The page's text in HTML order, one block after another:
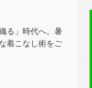
る」時代へ。暑
着こなし術をご